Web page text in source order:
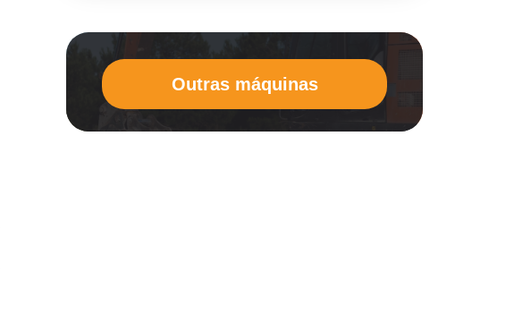
Outras máquinas